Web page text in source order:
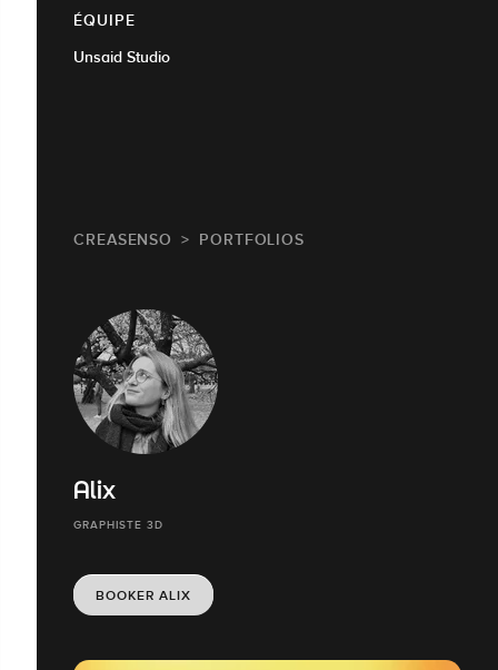
ÉQUIPE
Unsaid Studio
CREASENSO PORTFOLIOS
Alix
GRAPHISTE 3D
BOOKER ALIX